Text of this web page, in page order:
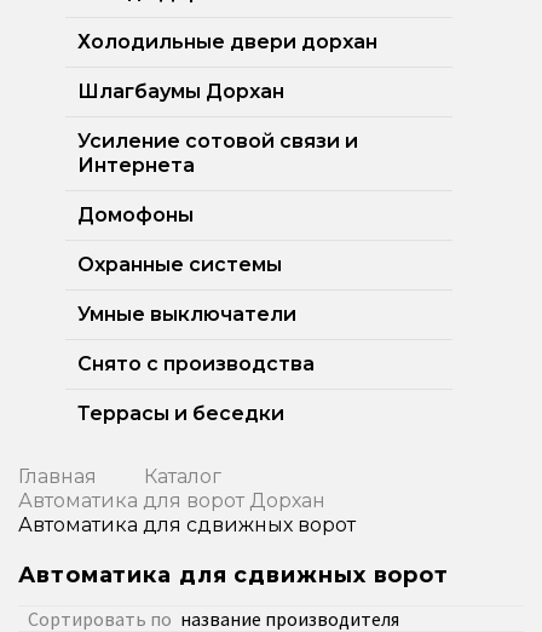
Холодильные двери дорхан
Шлагбаумы Дорхан
Усиление сотовой связи и
Интернета
Домофоны
Охранные системы
Умные выключатели
Снято с производства
Террасы и беседки
Главная
Каталог
Автоматика для ворот Дорхан
Автоматика для сдвижных ворот
Автоматика для сдвижных ворот
Сортировать по название производителя